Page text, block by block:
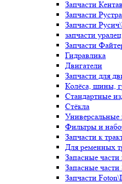
Запчасти
Запчасти
Запчасти
запчасти уралец
Запчасти
Гидравлика
Двигатели
Запчасти для
Колёса, шины,
Стандартные
Стёкла
Фильтры и
Запчасти к
Для ременных
Запасные
Запасные части
Запчасти